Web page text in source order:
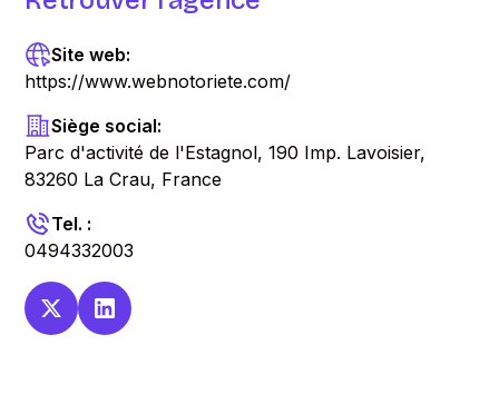
Site web:
https://www.webnotoriete.com/
Siège social:
Parc d'activité de l'Estagnol, 190 Imp. Lavoisier,
83260 La Crau, France
Tel. :
0494332003